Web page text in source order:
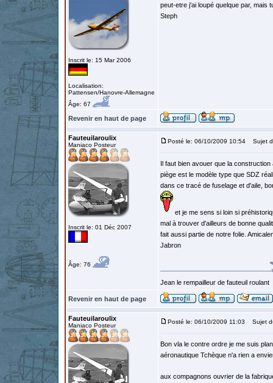
Inscrit le: 15 Mar 2006
Localisation:
Pattensen/Hanovre-Allemagne
Âge: 67
peut-etre j'ai loupé quelque par, mais
Steph
Revenir en haut de page
Fauteuilaroulix
Maniaco Posteur
Inscrit le: 01 Déc 2007
Âge: 76
Posté le: 06/10/2009 10:54 Sujet
Il faut bien avouer que la
piège est le modèle type que SDZ
dans ce tracé de fuselage et d'aile,
et je me sens si loin si
mal à trouver d'ailleurs de bonne
fait aussi partie de notre folie.
Jabron
Jean le rempailleur de fauteuil roulant
Revenir en haut de page
Fauteuilaroulix
Maniaco Posteur
Posté le: 06/10/2009 11:03 Sujet
Bon vla le contre ordre je me suis
aéronautique Tchèque n'a rien a
aux compagnons ouvrier de la